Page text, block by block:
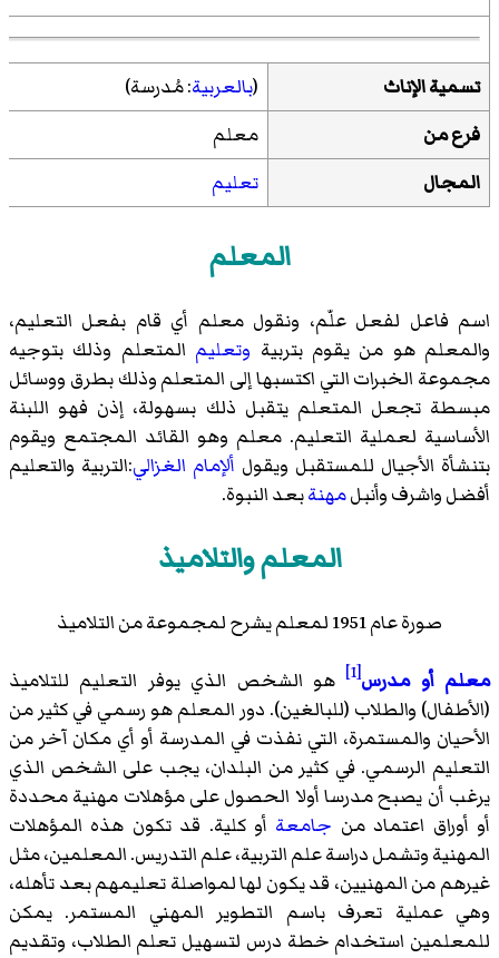
تسمية الإناث (بالعربية:مُدرسة)‏
فرع من
معلم
المجال
تعليم
المعلم
اسم فاعل لفعل علّم، ونقول معلم أي قام بفعل التعليم،
والمعلم هو من يقوم بتربية وتعليم المتعلم وذلك بتوجيه
مجموعة الخبرات التي اكتسبها إلى المتعلم وذلك بطرق ووسائل
مبسطة تجعل المتعلم يتقبل ذلك بسهولة، إذن فهو اللبنة
الأساسية لعملية التعليم. معلم وهو القائد المجتمع ويقوم
بتنشأة الأجيال للمستقبل ويقول ألإمام الغزالي:التربية والتعليم
أفضل واشرف وأنبلمهنةبعد النبوة.
المعلم والتلاميذ
صورة عام 1951 لمعلم يشرح لمجموعة من التلاميذ
معلم أو مدرس[1]
هو الشخص الذي يوفر التعليم للتلاميذ
(الأطفال) والطلاب (للبالغين). دور المعلم هو رسمي في كثير من
الأحيان والمستمرة، التي نفذت في المدرسة أو أي مكان آخر من
التعليم الرسمي. في كثير من البلدان، يجب على الشخص الذي
يرغب أن يصبح مدرسا أولا الحصول على مؤهلات مهنية محددة
أو أوراق اعتماد من جامعة أو كلية. قد تكون هذه المؤهلات
المهنية وتشمل دراسة علم التربية، علم التدريس. المعلمين، مثل
غيرهم من المهنيين، قد يكون لها لمواصلة تعليمهم بعد تأهله،
وهي عملية تعرف باسم التطوير المهني المستمر. يمكن
للمعلمين استخدام خطة درس لتسهيل تعلم الطلاب، وتقديم